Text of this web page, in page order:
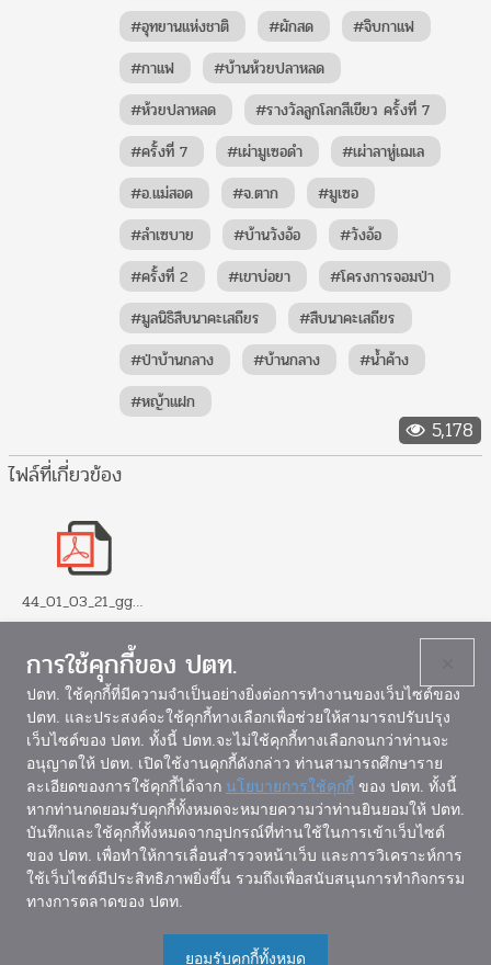
#อุทยานแห่งชาติ
#ผักสด
#จิบกาแฟ
#กาแฟ
#บ้านห้วยปลาหลด
#ห้วยปลาหลด
#รางวัลลูกโลกสีเขียว ครั้งที่ 7
#ครั้งที่ 7
#เผ่ามูเซอดำ
#เผ่าลาหู่เฌเล
#อ.แม่สอด
#จ.ตาก
#มูเซอ
#ลำเซบาย
#บ้านวังอ้อ
#วังอ้อ
#ครั้งที่ 2
#เขาบ่อยา
#โครงการจอมป่า
#มูลนิธิสืบนาคะเสถียร
#สืบนาคะเสถียร
#ป่าบ้านกลาง
#บ้านกลาง
#น้ำค้าง
#หญ้าแฝก
5,178
ไฟล์ที่เกี่ยวข้อง
44_01_03_21_ggj.pdf
แผนผังเว็บไซต์
สถาบันลูกโลกสีเขียว
555 อาคาร 1 ชั้น 5 ถนนวิภาวดีรังสิต เขตจตุจักร กรุงเทพฯ
การใช้คุกกี้ของ ปตท.
ปตท. ใช้คุกกี้ที่มีความจำเป็นอย่างยิ่งต่อการทำงานของเว็บไซต์ของ
ปตท. และประสงค์จะใช้คุกกี้ทางเลือกเพื่อช่วยให้สามารถปรับปรุง
เว็บไซต์ของ ปตท. ทั้งนี้ ปตท.จะไม่ใช้คุกกี้ทางเลือกจนกว่าท่านจะ
อนุญาตให้ ปตท. เปิดใช้งานคุกกี้ดังกล่าว ท่านสามารถศึกษาราย
ละเอียดของการใช้คุกกี้ได้จาก นโยบายการใช้คุกกี้ ของ ปตท. ทั้งนี้
หากท่านกดยอมรับคุกกี้ทั้งหมดจะหมายความว่าท่านยินยอมให้ ปตท.
บันทึกและใช้คุกกี้ทั้งหมดจากอุปกรณ์ที่ท่านใช้ในการเข้าเว็บไซต์
ของ ปตท. เพื่อทำให้การเลื่อนสำรวจหน้าเว็บ และการวิเคราะห์การ
ใช้เว็บไซต์มีประสิทธิภาพยิ่งขึ้น รวมถึงเพื่อสนับสนุนการทำกิจกรรม
ทางการตลาดของ ปตท.
ยอมรับคุกกี้ทั้งหมด